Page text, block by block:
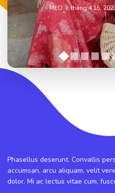
MẸO tháng 4 15,
Phasellus deserunt. Convallis
accumsan, arcu aliquam, velit
dolor. Mi ac lectus vitae cum,